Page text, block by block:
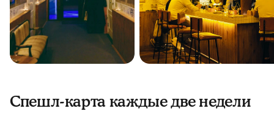
Спешл-карта каждые две недели